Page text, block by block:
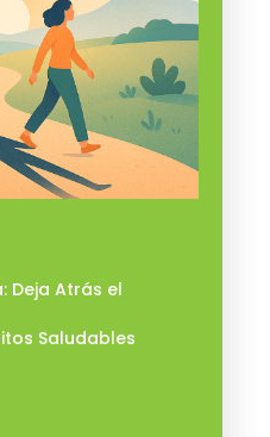
Deja Atrás el
Saludables